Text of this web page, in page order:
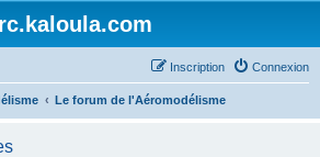
rc.kaloula.com
Connexion
Inscription
Le forum de l'Aéromodélisme